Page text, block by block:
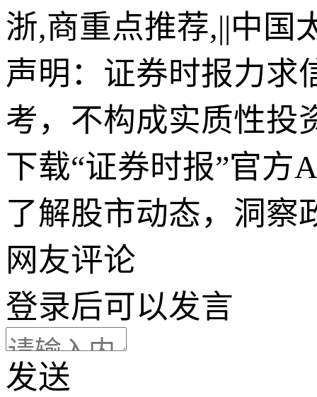
浙,商重点推荐,||中国
声明：证券时报力求
考，不构成实质性投
下载“证券时报”官方
了解股市动态，洞察
网友评论
登录后可以发言
发送